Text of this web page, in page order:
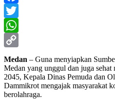
Facebook
Twitter
WhatsApp
Link
Medan – Guna menyiapkan
Medan yang unggul dan juga
2045, Kepala Dinas Pemuda dan
Dammikrot mengajak masyarakat
berolahraga.